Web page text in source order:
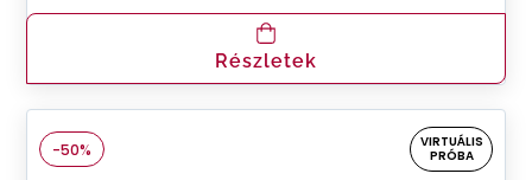
Részletek
-50%
VIRTUÁLIS
PRÓBA